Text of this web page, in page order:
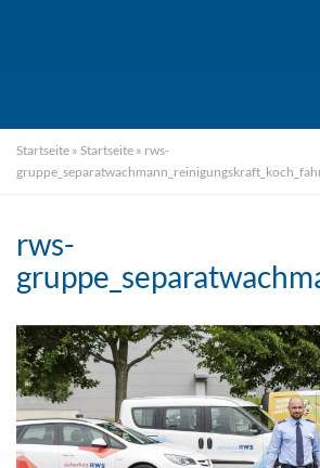
Startseite » Startseite » rws-
rws-